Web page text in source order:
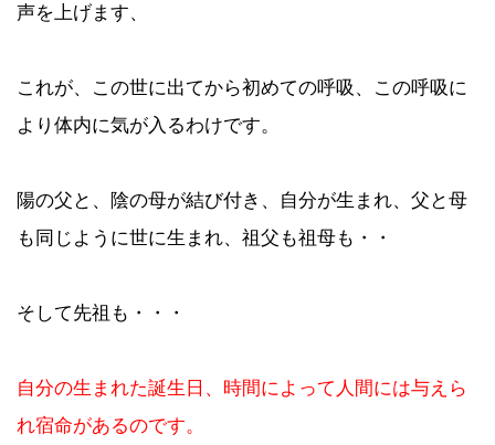
声を上げます、
これが、この世に出てから初めての呼吸、この呼吸に
より体内に気が入るわけです。
陽の父と、陰の母が結び付き、自分が生まれ、父と母
も同じように世に生まれ、祖父も祖母も・・
そして先祖も・・・
自分の生まれた誕生日、時間によって人間には与えら
れ宿命があるのです。